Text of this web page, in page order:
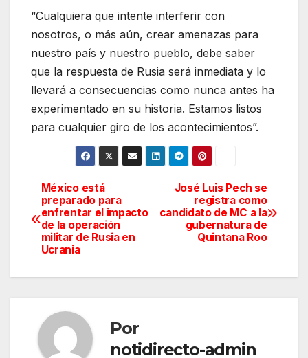
“Cualquiera que intente interferir con
nosotros, o más aún, crear amenazas para
nuestro país y nuestro pueblo, debe saber
que la respuesta de Rusia será inmediata y lo
llevará a consecuencias como nunca antes ha
experimentado en su historia. Estamos listos
para cualquier giro de los acontecimientos”.
Navegación
de
entradas
José Luis Pech se
registra como
candidato de MC a la
gubernatura de
Quintana Roo
México está
preparado para
enfrentar el impacto
de la operación
militar de Rusia en
Ucrania
Por
notidirecto-admin